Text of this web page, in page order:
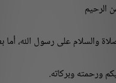
الرحيم
والسلام على رسول الله، أما
ورحمته وبركاته.